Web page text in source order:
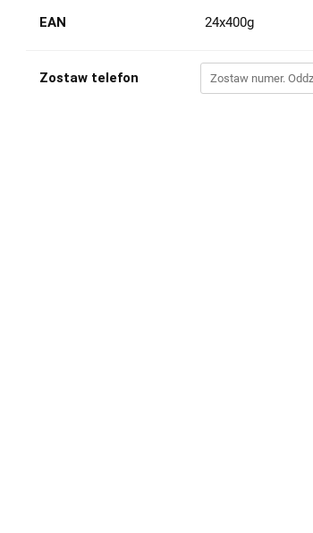
EAN 24x400g
Zostaw telefon